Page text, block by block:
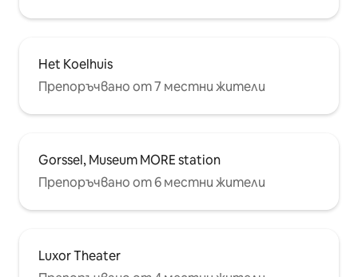
Het Koelhuis
Препоръчвано от 7 местни жители
Gorssel, Museum MORE station
Препоръчвано от 6 местни жители
Luxor Theater